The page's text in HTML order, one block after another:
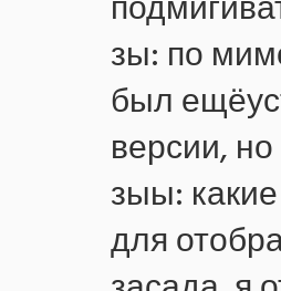
зы: по
был
версии,
зыы:
для